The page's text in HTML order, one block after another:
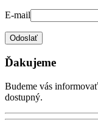
E-mail
Odoslať
Ďakujeme
Budeme vás
dostupný.